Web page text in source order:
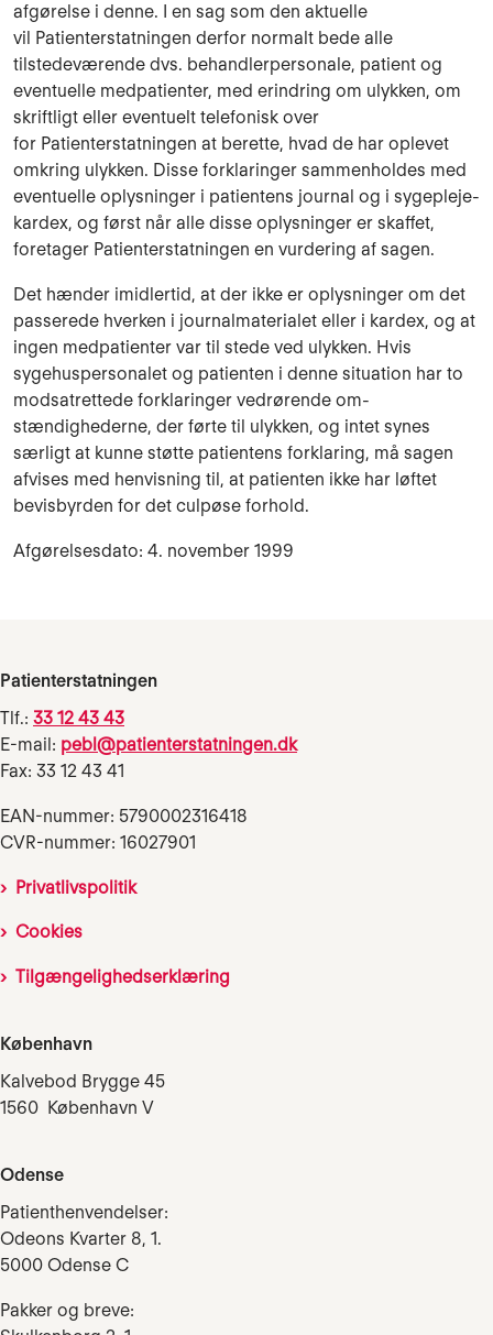
afgørelse i denne. I en sag som den aktuelle
vil Patienterstatningen derfor normalt bede alle
tilstedeværende dvs. behandlerpersonale, patient og
even­tuelle medpatien­ter, med erindring om ulykken, om
skriftligt eller eventuelt telefonisk over
for Patienterstatningen at berette, hvad de har oplevet
omkring ulykken. Disse for­klaringer sammenholdes med
eventuelle oplysninger i patientens journal og i sygepleje­
kardex, og først når alle disse oplysninger er skaffet,
foretager Patienterstatningen en vurdering af sagen.
Det hænder imidlertid, at der ikke er oplysninger om det
passerede hverken i journalmateri­alet eller i kardex, og at
ingen medpatienter var til stede ved ulykken. Hvis
sygehusper­sonalet og patienten i denne situation har to
modsatrettede forklaringer vedrørende om­
stændighederne, der førte til ulykken, og intet synes
særligt at kunne støtte patientens forklaring, må sagen
afvises med henvisning til, at patienten ikke har løftet
bevisbyr­den for det culpøse forhold.
Afgørelsesdato: 4. november 1999
Patienterstatningen
Tlf.: 33 12 43 43
E-mail: pebl@patienterstatningen.dk
Fax: 33 12 43 41
EAN-nummer: 5790002316418
CVR-nummer: 16027901
Privatlivspolitik
Cookies
Tilgængelighedserklæring
København
Kalvebod Brygge 45
1560 København V
Odense
Patienthenvendelser:
Odeons Kvarter 8, 1.
5000 Odense C
Pakker og breve: